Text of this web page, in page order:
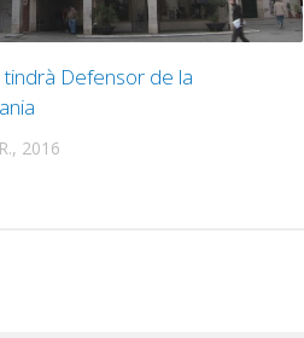
tindrà Defensor de la
2016